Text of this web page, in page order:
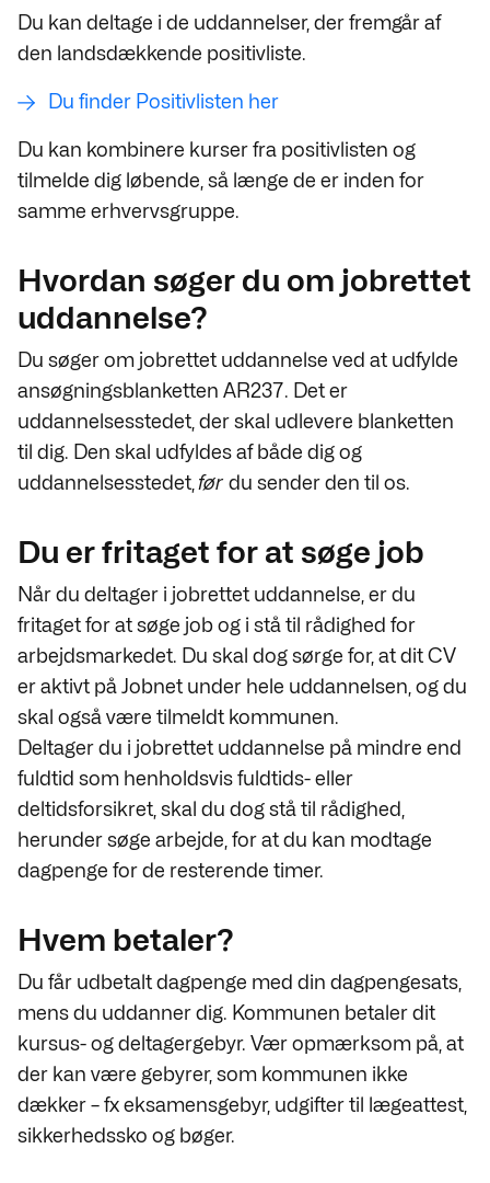
Du kan deltage i de uddannelser, der fremgår af
den landsdækkende positivliste.
Du finder Positivlisten her
Du kan kombinere kurser fra positivlisten og
tilmelde dig løbende, så længe de er inden for
samme erhvervsgruppe.
Hvordan søger du om jobrettet
uddannelse?
Du søger om jobrettet uddannelse ved at udfylde
ansøgningsblanketten AR237. Det er
uddannelsesstedet, der skal udlevere blanketten
til dig. Den skal udfyldes af både dig og
uddannelsesstedet, før du sender den til os.
Du er fritaget for at søge job
Når du deltager i jobrettet uddannelse, er du
fritaget for at søge job og i stå til rådighed for
arbejdsmarkedet. Du skal dog sørge for, at dit CV
er aktivt på Jobnet under hele uddannelsen, og du
skal også være tilmeldt kommunen.
Deltager du i jobrettet uddannelse på mindre end
fuldtid som henholdsvis fuldtids- eller
deltidsforsikret, skal du dog stå til rådighed,
herunder søge arbejde, for at du kan modtage
dagpenge for de resterende timer.
Hvem betaler?
Du får udbetalt dagpenge med din dagpengesats,
mens du uddanner dig. Kommunen betaler dit
kursus- og deltagergebyr. Vær opmærksom på, at
der kan være gebyrer, som kommunen ikke
dækker – fx eksamensgebyr, udgifter til lægeattest,
sikkerhedssko og bøger.